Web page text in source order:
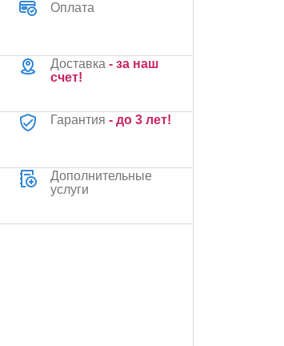
Оплата
Доставка - за наш
счет!
Гарантия - до 3 лет!
Дополнительные
услуги